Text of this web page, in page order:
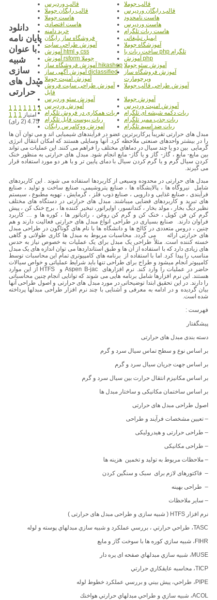
قالب جوملا
قالب وردپرس
قالب رایگان وردپرس
قالب رایگان جوملا
هاست نامحدود
هاست جوملا
هاست وردپرس
هاست اقتصادی
هاست ربات تلگرام
خرید دامنه
ایمیل تبلیغاتی
فروشگاه ساز رایگان
آموزشگاه جوملا
آموزش طراحی سایت
ساخت ربات با php تلگرام
آموزش html و css
آموزش php
آموزش rsform جوملا
آموزش سئو جوملا آموزش فروشگاه ساز hikashop
آموزش فروشگاه ساز
ویرچومارت
آموزش آگهی ساز djclassified
آموزش امنیت جوملا
آموزش طراحی قالب جوملا
آموزش طراحی سایت فروش
فایل
آموزش جوملا
آموزش سئو وردپرس
آموزش امنیت وردپرس
آموزش وردپرس
ربات دکمه شیشه ای تلگرام
ربات همکاری در فروش تلگرام
ربات جذب ممبر تلگرام
ربات پیوست فایل تلگرام
ربات ضد اسپم تلگرام
آموزش ووکامرس رایگان
دانلود
پایان نامه
با عنوان
شبیه
سازی
مبدل های
حرارتی
1 1 1 1 1 1 1
1 1 1 امتیاز
4.75 (2 رای)
مبدل های حرارتی تقریباً پرکاربرترین عضو در فرآیندهای شیمیایی اند و می توان آن ها
را در بیشتر واحدهای صنعتی ملاحظه کرد. آنها وسایلی هستند که امکان انتقال انرژی
گرمایی بین دو یا چند سیال در دماهای مختلف را فراهم می کنند. این عملیات می تواند
بین مایع- مایع ، گاز- گاز و یا گاز- مایع انجام شود. مبدل های حرارتی به منظور خنک
کردن سیال گرم و یا گرم کردن سیال با دمای پایین تر و یا هر دو مورد استفاده قرار
می گیرند.
مبدل های حرارتی در محدوده وسیعی از کاربردها استفاده می شوند . این کاربردهای
شامل نیروگاه ها ، پالایشگاه ها ، صنایع پتروشیمی، صنایع ساخت و تولید ، صنایع
فرآیندی ، صنایع غذایی و دارویی ، صنایع ذوب فلز ، گرمایش ، تهویه مطبوع ، سیستم
های تبرید و کاربردهای فضایی میباشند. مبدل های حرارتی در دستگاه های مختلف
نظیر دیگ بخار ، مولد بخار ، کندانسور، اواپراتور، تبخیر کننده ها ، برج خنک کن ، پیش
گرم کن فن کویل ، خنک کن و گرم کن روغن ، رادیاتور ها ، کوره ها و … کاربرد
فراوان دارند. صنایع بسیاری در طراحی انواع مبدل های حرارتی فعالیت دارند و هم
چنین ، دروس متعددی در کالج ها و دانشگاه ها با نام های گوناگون در طراحی مبدل
های حرارتی ارائه می گردد. محاسبات مربوط به مبدل ها کاری طولانی و گاهی
خسته کننده است. مثلاً طراحی یک مبدل برای یک عملیات به خصوص نیاز به حدس
های زیادی دارد که با استفاده از آن ها و طبق استانداردها می توان اندازه های یک مبدل
مناسب را پیدا کرد. اما با استفاده از برنامه های کامپیوتری تمام این محاسبات توسط
کامپیوتر انجام میشود و طراح برای طراحی تنها باید شرایط عملیاتی و خواص سیالات
حاضر در عملیات را وارد کند. نرم افزارهای Aspen B-jac و HTFS از این موارد
هستند. این نرم افزارها شامل برنامه هایی می شوند که توانایی انجام چنین محاسباتی
را دارند. در این تحقیق ابتدا توضیحاتی در مورد مبدل های حرارتی و اصول طراحی آنها
بیان گردیده و در ادامه به معرفی و آشنایی با چند نرم افزار طراحی مبدلها پرداخته
شده است.
فهرست :
پيشگفتار
دسته بندی مبدل های حرارتی
بر اساس نوع و سطح تماس سیال سرد و گرم
بر اساس جهت جریان سیال سرد و گرم
بر اساس مکانیزم انتقال حرارت بین سیال سرد و گرم
بر اساس ساختمان مکانیکی و ساختار مبدل ها
اصول طراحی مبدل های حرارتی
– تعیین مشخصات فرآیند و طراحی
– طراحی حرارتی و هیدرولیکی
– طراحی مکانیکی
– ملاحظات مربوط به تولید و تخمین هزینه ها
– فاکتورهای لازم برای سبک و سنگین کردن
– طراحی بهینه
– سایر ملاحظات
نرم افزار HTFS ( شبیه سازی و طراحی مبدل های حرارتی )
TASC، طراحي حرارتي ، بررسي عملكرد و شبيه سازي مبدلهاي پوسته و لوله
FIHR، شبيه سازي كوره ها با سوخت گاز و مايع
MUSE، شبيه سازي مبدلهاي صفحه ای پره دار
TICP، محاسبه عايقكاري حرارتي
PIPE، طراحي، پيش بيني و بررسي عملكرد خطوط لوله
ACOL، شبيه سازي و طراحي مبدلهاي حرارتي هواخنك